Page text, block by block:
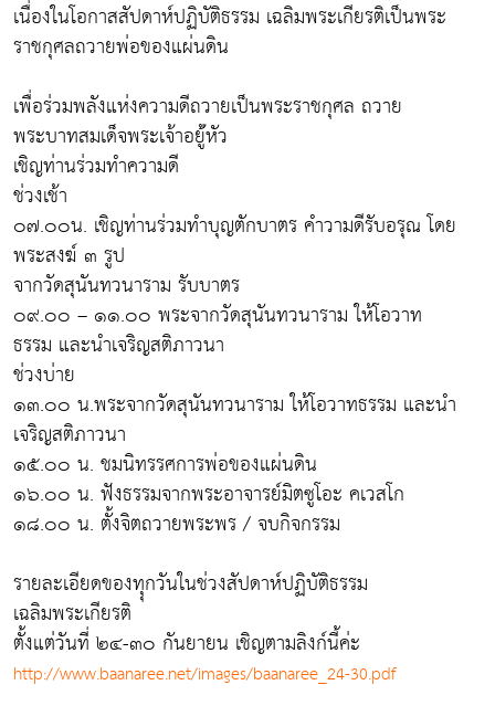
เนื่องในโอกาสสัปดาห์ปฏิบัติธรรม เฉลิมพระเกียรติเป็นพระ
ราชกุศลถวายพ่อของแผ่นดิน
เพื่อร่วมพลังแห่งความดีถวายเป็นพระราชกุศล ถวาย
พระบาทสมเด็จพระเจ้าอยู่้หัว
เชิญท่านร่วมทำความดี
ช่วงเช้า
๐๗.๐๐น. เชิญท่านร่วมทำบุญตักบาตร คำวามดีรับอรุณ โดย
พระสงฆ์ ๓ รูป
จากวัดสุนันทวนาราม รับบาตร
๐๙.๐๐ – ๑๑.๐๐ พระจากวัดสุนันทวนาราม ให้โอวาท
ธรรม และนำเจริญสติภาวนา
ช่วงบ่าย
๑๓.๐๐ น.พระจากวัดสุนันทวนาราม ให้โอวาทธรรม และนำ
เจริญสติภาวนา
๑๕.๐๐ น. ชมนิทรรศการพ่อของแผ่นดิน
๑๖.๐๐ น. ฟังธรรมจากพระอาจารย์มิตซูโอะ คเวสโก
๑๘.๐๐ น. ตั้งจิตถวายพระพร / จบกิจกรรม
รายละเอียดของทุุกวันในช่วงสัปดาห์ปฏิบัติธรรม
เฉลิมพระเกียรติ
ตั้งแต่วันที่ ๒๔-๓๐ กันยายน เชิญตามลิงก์นี้ค่ะ
http://www.baanaree.net/images/baanaree_24-30.pdf